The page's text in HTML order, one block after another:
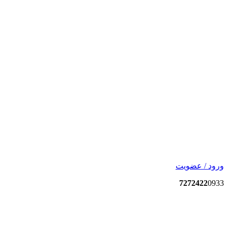
ورود / عضویت
72724220933